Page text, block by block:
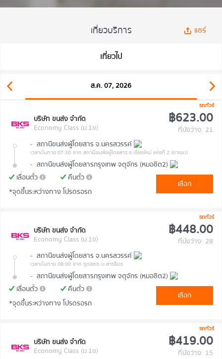
เที่ยวบริการ แชร์
เที่ยวไป
ส.ค. 07, 2026
รถทัวร์
บริษัท ขนส่ง จำกัด
Economy Class (ม.1ข)
฿623.00
ที่นั่งว่าง: 21
- สถานีขนส่งผู้โดยสาร จ.นครสวรรค์
เวลาต้นทาง 07:30 จาก สถานีขนส่งผู้โดยสาร จ.เชียงใหม่ แห่งที่ 2 (อาเขต)
- สถานีขนส่งผู้โดยสารกรุงเทพ จตุจักร (หมอชิต2)
เลื่อนตั๋ว
คืนตั๋ว
*จุดขึ้นระหว่างทาง โปรดรอรถ
เลือก
รถทัวร์
บริษัท ขนส่ง จำกัด
Economy Class (ม.1ข)
฿448.00
ที่นั่งว่าง: 28
- สถานีขนส่งผู้โดยสาร จ.นครสวรรค์
เวลาต้นทาง 08:00 จาก จุดจอด ต.สารจิตร
- สถานีขนส่งผู้โดยสารกรุงเทพ จตุจักร (หมอชิต2)
เลื่อนตั๋ว
คืนตั๋ว
*จุดขึ้นระหว่างทาง โปรดรอรถ
เลือก
รถทัวร์
บริษัท ขนส่ง จำกัด
Economy Class (ม.1ข)
฿419.00
ที่นั่งว่าง: 15